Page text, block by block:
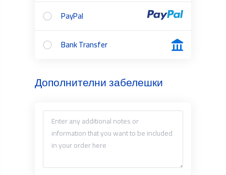
PayPal
Bank Transfer
Дополнителни забелешки